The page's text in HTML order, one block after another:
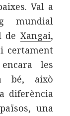
Val a
mundial
de Xangai,
certament
les
bé, això
diferència
una